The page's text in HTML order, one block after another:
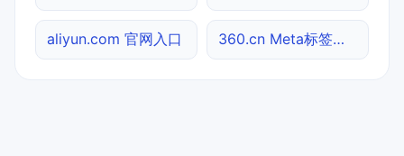
aliyun.com 官网入口 360.cn Meta标签查询